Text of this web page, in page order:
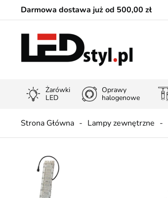
Darmowa dostawa już od 500,00 zł
Żarówki
LED
Oprawy
halogenowe
Strona Główna Lampy zewnętrzne